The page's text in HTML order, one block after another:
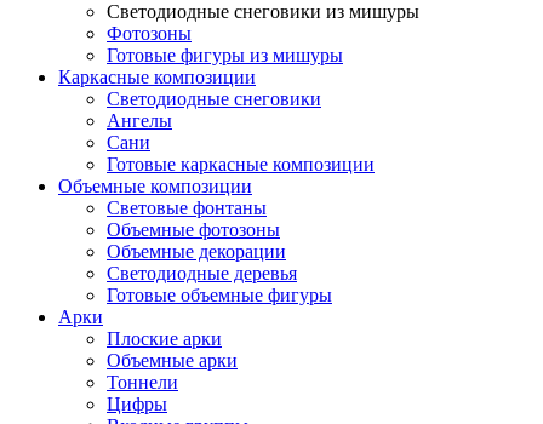
Светодиодные снеговики из мишуры
Фотозоны
Готовые фигуры из мишуры
Каркасные композиции
Светодиодные снеговики
Ангелы
Сани
Готовые каркасные композиции
Объемные композиции
Световые фонтаны
Объемные фотозоны
Объемные декорации
Светодиодные деревья
Готовые объемные фигуры
Арки
Плоские арки
Объемные арки
Тоннели
Цифры